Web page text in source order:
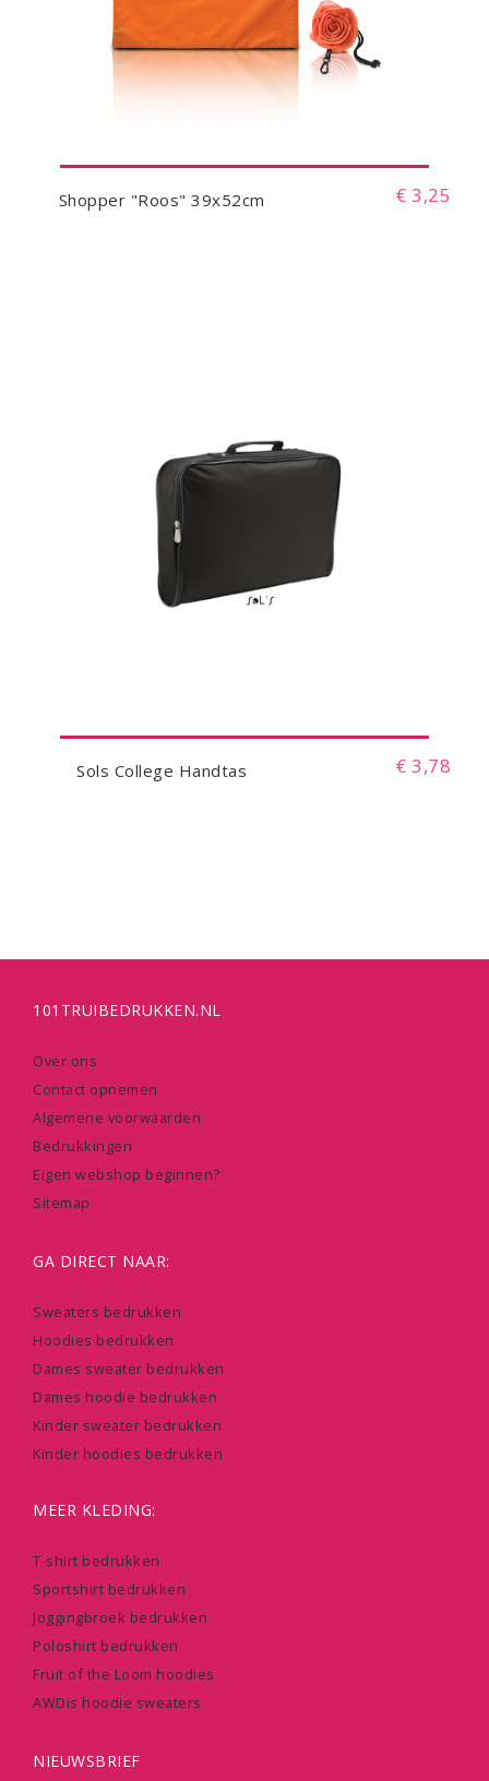
Shopper "Roos" 39x52cm € 3,25
Sols College Handtas € 3,78
101TRUIBEDRUKKEN.NL
Over ons
Contact opnemen
Algemene voorwaarden
Bedrukkingen
Eigen webshop beginnen?
Sitemap
GA DIRECT NAAR:
Sweaters bedrukken
Hoodies bedrukken
Dames sweater bedrukken
Dames hoodie bedrukken
Kinder sweater bedrukken
Kinder hoodies bedrukken
MEER KLEDING:
T-shirt bedrukken
Sportshirt bedrukken
Joggingbroek bedrukken
Poloshirt bedrukken
Fruit of the Loom hoodies
AWDis hoodie sweaters
NIEUWSBRIEF